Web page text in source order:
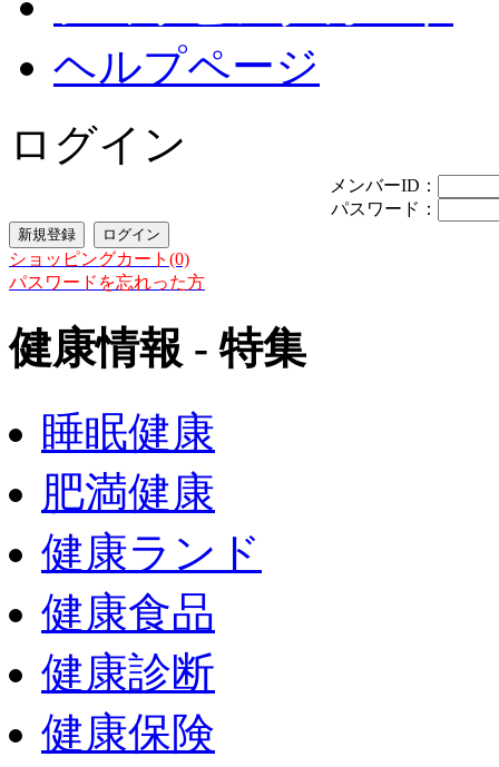
ヘルプページ
ログイン
メンバーID：
パスワード：
ショッピングカート(0)
パスワードを忘れった方
健康情報 - 特集
睡眠健康
肥満健康
健康ランド
健康食品
健康診断
健康保険